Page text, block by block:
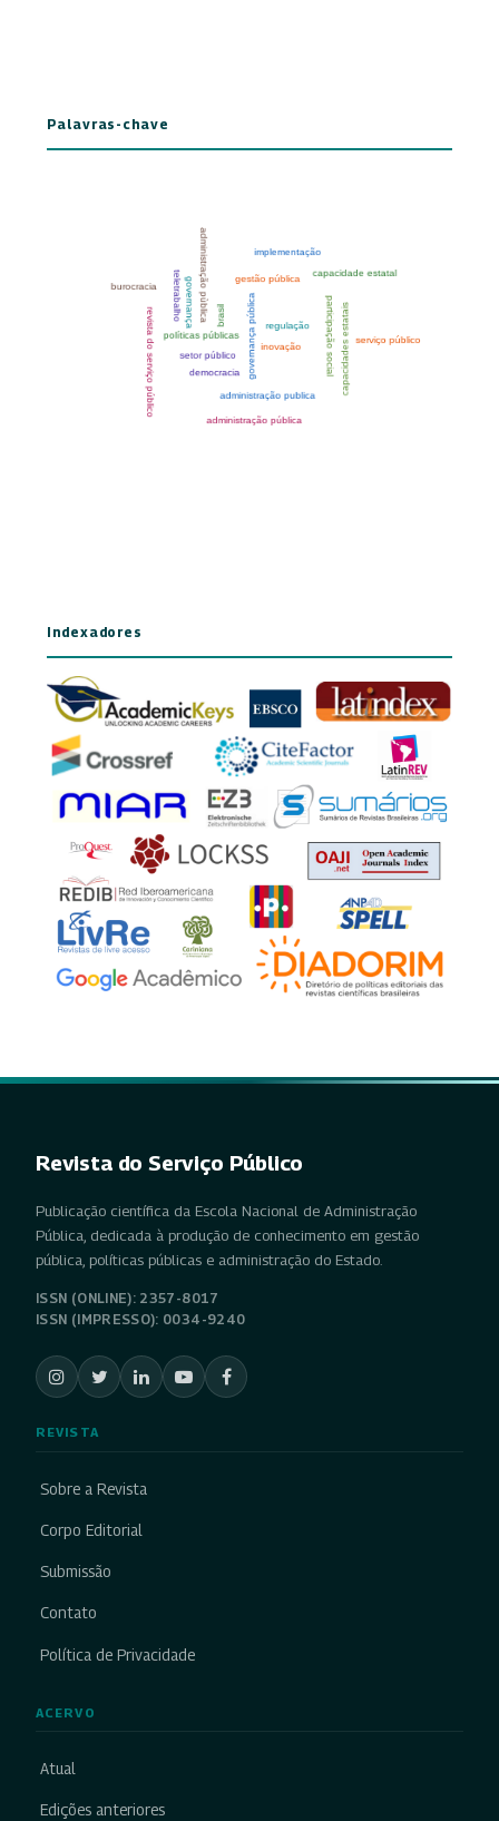
Palavras-chave
Indexadores
Revista do Serviço Público
Publicação científica da Escola Nacional de Administração
Pública, dedicada à produção de conhecimento em gestão
pública, políticas públicas e administração do Estado.
ISSN (ONLINE): 2357-8017
ISSN (IMPRESSO): 0034-9240
REVISTA
Sobre a Revista
Corpo Editorial
Submissão
Contato
Política de Privacidade
ACERVO
Atual
Edições anteriores